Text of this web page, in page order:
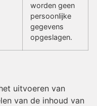
worden geen
persoonlijke
gegevens
opgeslagen.
uitvoeren van
van de inhoud van